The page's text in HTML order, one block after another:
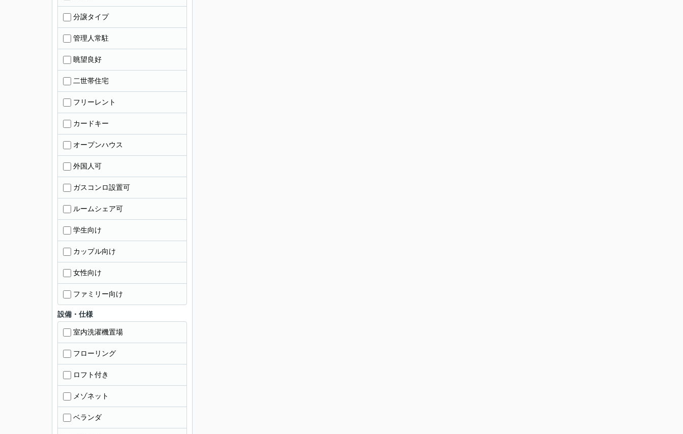
分譲タイプ
管理人常駐
眺望良好
二世帯住宅
フリーレント
カードキー
オープンハウス
外国人可
ガスコンロ設置可
ルームシェア可
学生向け
カップル向け
女性向け
ファミリー向け
設備・仕様
室内洗濯機置場
フローリング
ロフト付き
メゾネット
ベランダ